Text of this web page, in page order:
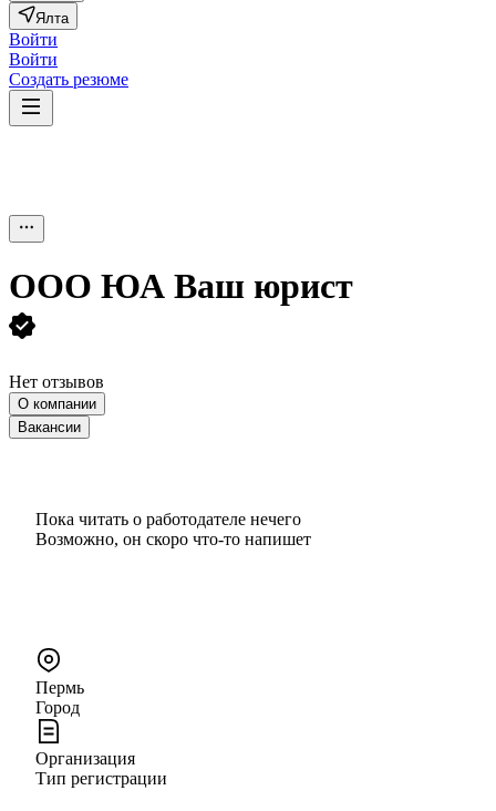
Ялта
Войти
Войти
Создать резюме
ООО ЮА Ваш юрист
Нет отзывов
О компании
Вакансии
Пока читать о работодателе нечего
Возможно, он скоро что‑то напишет
Пермь
Город
Организация
Тип регистрации